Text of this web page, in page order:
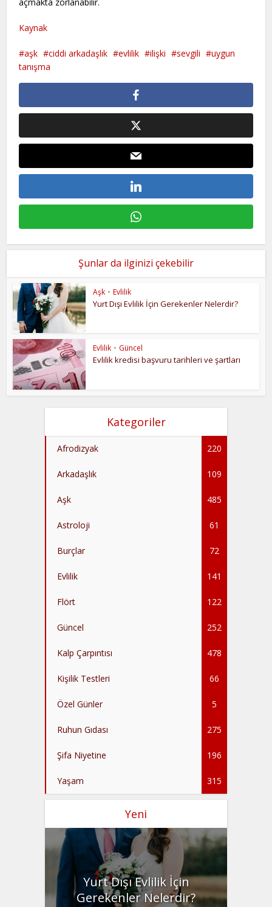
açmakta zorlanabilir.
Kaynak
aşk ciddi arkadaşlık evlilik ilişki sevgili
uygun
tanışma
Şunlar da ilginizi çekebilir
Aşk • Evlilik
Yurt Dışı Evlilik İçin Gerekenler Nelerdir?
Evlilik • Güncel
Evlilik kredisi başvuru tarihleri ve şartları
Kategoriler
Afrodizyak 220
Arkadaşlık 109
Aşk 485
Astroloji 61
Burçlar 72
Evlilik 141
Flört 122
Güncel 252
Kalp Çarpıntısı 478
Kişilik Testleri 66
Özel Günler 5
Ruhun Gıdası 275
Şifa Niyetine 196
Yaşam 315
Yeni
Yurt Dışı Evlilik İçin
Gerekenler Nelerdir?